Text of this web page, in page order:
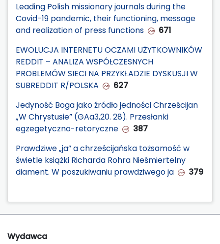
Leading Polish missionary journals during the
Covid-19 pandemic, their functioning, message
and realization of press functions
671
EWOLUCJA INTERNETU OCZAMI UŻYTKOWNIKÓW
REDDIT – ANALIZA WSPÓŁCZESNYCH
PROBLEMÓW SIECI NA PRZYKŁADZIE DYSKUSJI W
SUBREDDIT R/POLSKA
627
Jedyność Boga jako źródło jedności Chrześcijan
„W Chrystusie” (GAa3,20. 28). Przesłanki
egzegetyczno-retoryczne
387
Prawdziwe „ja” a chrześcijańska tożsamość w
świetle książki Richarda Rohra Nieśmiertelny
diament. W poszukiwaniu prawdziwego ja
379
Wydawca